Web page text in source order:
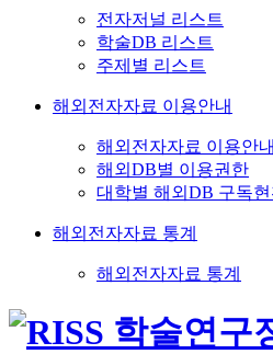
전자저널 리스트
학술DB 리스트
주제별 리스트
해외전자자료 이용안내
해외전자자료 이용안내
해외DB별 이용권한
대학별 해외DB 구독
해외전자자료 통계
해외전자자료 통계